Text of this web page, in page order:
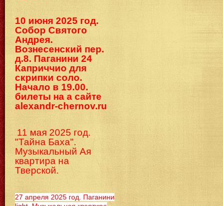
10 июня 2025 год.
Собор Святого
Андрея.
Вознесенский пер.
д.8. Паганини 24
Каприччио для
скрипки соло.
Начало в 19.00.
билеты на а сайте
alexandr-chernov.ru
11 мая 2025 год.
"Тайна Баха".
Музыкальный Ая
квартира на
Тверской.
27 апреля 2025 год. Паганини